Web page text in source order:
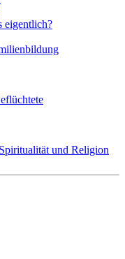
eigentlich?
und Religion